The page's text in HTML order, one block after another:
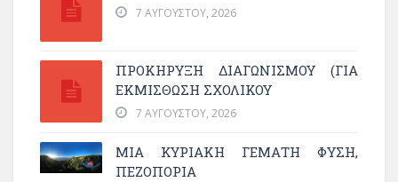
7 ΑΥΓΟΎΣΤΟΥ, 2026
ΠΡΟΚΗΡΥΞΗ ΔΙΑΓΩΝΙΣΜΟΥ (ΓΙΑ
ΕΚΜΊΣΘΩΣΗ ΣΧΟΛΙΚΟΎ
7 ΑΥΓΟΎΣΤΟΥ, 2026
ΜΙΑ ΚΥΡΙΑΚΉ ΓΕΜΆΤΗ ΦΎΣΗ,
ΠΕΖΟΠΟΡΊΑ